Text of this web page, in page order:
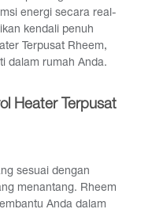
energi secara real-
kendali penuh
Terpusat Rheem,
dalam rumah Anda.
Heater Terpusat
sesuai dengan
menantang. Rheem
Anda dalam